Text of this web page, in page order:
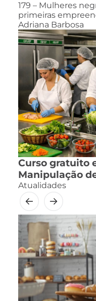
179 – Mulheres
primeiras
Adriana Barbosa
Curso gratuito
Manipulação
Atualidades